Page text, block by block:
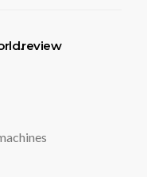
disse: